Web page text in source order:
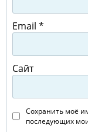
Email *
Сайт
Сохранить моё
последующих